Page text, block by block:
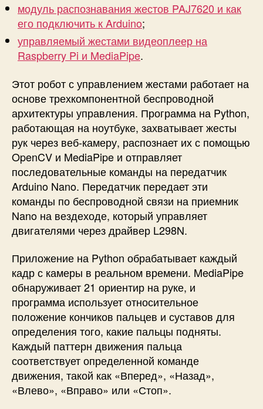
модуль распознавания жестов PAJ7620 и как
его подключить к Arduino;
управляемый жестами видеоплеер на
Raspberry Pi и MediaPipe.
Этот робот с управлением жестами работает на
основе трехкомпонентной беспроводной
архитектуры управления. Программа на Python,
работающая на ноутбуке, захватывает жесты
рук через веб-камеру, распознает их с помощью
OpenCV и MediaPipe и отправляет
последовательные команды на передатчик
Arduino Nano. Передатчик передает эти
команды по беспроводной связи на приемник
Nano на вездеходе, который управляет
двигателями через драйвер L298N.
Приложение на Python обрабатывает каждый
кадр с камеры в реальном времени. MediaPipe
обнаруживает 21 ориентир на руке, и
программа использует относительное
положение кончиков пальцев и суставов для
определения того, какие пальцы подняты.
Каждый паттерн движения пальца
соответствует определенной команде
движения, такой как «Вперед», «Назад»,
«Влево», «Вправо» или «Стоп».